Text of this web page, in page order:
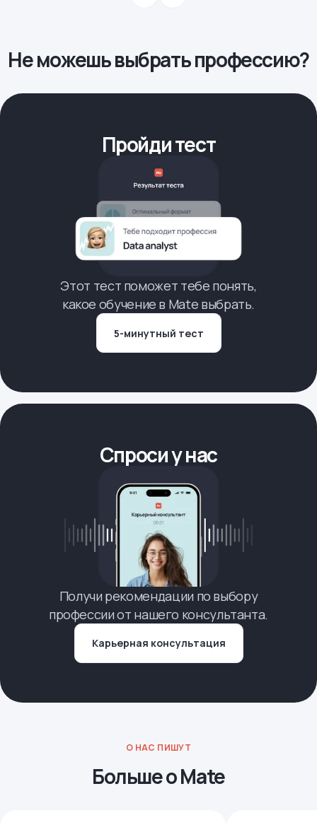
Не можешь выбрать профессию?
Пройди тест
Этот тест поможет тебе понять,
какое обучение в Mate выбрать.
5-минутный тест
Спроси у нас
Получи рекомендации по выбору
профессии от нашего консультанта.
Карьерная консультация
О НАС ПИШУТ
Больше о Mate